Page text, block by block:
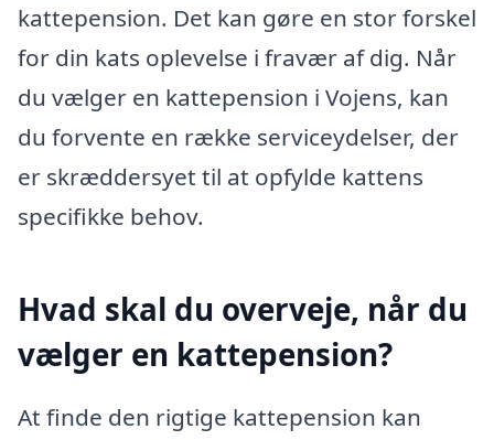
kattepension. Det kan gøre en stor forskel
for din kats oplevelse i fravær af dig. Når
du vælger en kattepension i Vojens, kan
du forvente en række serviceydelser, der
er skræddersyet til at opfylde kattens
specifikke behov.
Hvad skal du overveje, når du
vælger en kattepension?
At finde den rigtige kattepension kan